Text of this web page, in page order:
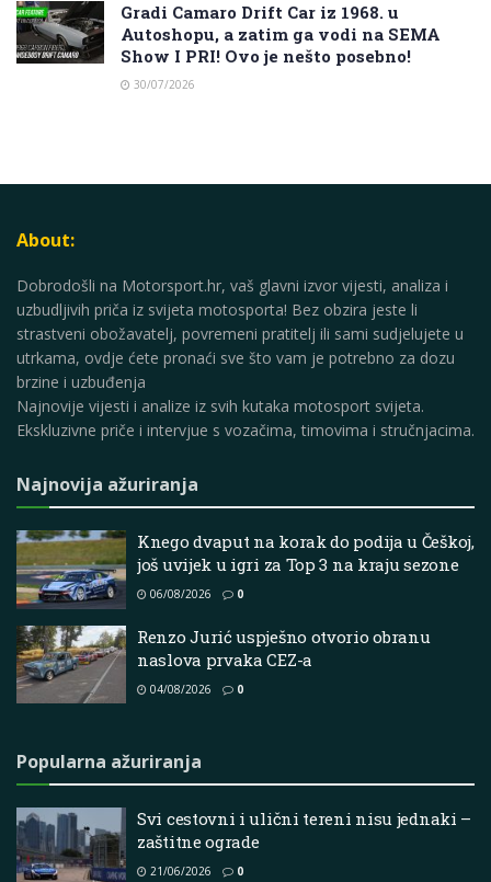
Gradi Camaro Drift Car iz 1968. u
Autoshopu, a zatim ga vodi na SEMA
Show I PRI! Ovo je nešto posebno!
30/07/2026
About:
Dobrodošli na Motorsport.hr, vaš glavni izvor vijesti, analiza i
uzbudljivih priča iz svijeta motosporta! Bez obzira jeste li
strastveni obožavatelj, povremeni pratitelj ili sami sudjelujete u
utrkama, ovdje ćete pronaći sve što vam je potrebno za dozu
brzine i uzbuđenja
Najnovije vijesti i analize iz svih kutaka motosport svijeta.
Ekskluzivne priče i intervjue s vozačima, timovima i stručnjacima.
Najnovija ažuriranja
Knego dvaput na korak do podija u Češkoj,
još uvijek u igri za Top 3 na kraju sezone
06/08/2026 0
Renzo Jurić uspješno otvorio obranu
naslova prvaka CEZ-a
04/08/2026 0
Popularna ažuriranja
Svi cestovni i ulični tereni nisu jednaki –
zaštitne ograde
21/06/2026 0